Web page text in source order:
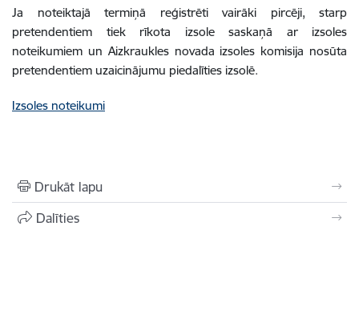
Ja noteiktajā termiņā reģistrēti vairāki pircēji, starp
pretendentiem tiek rīkota izsole saskaņā ar izsoles
noteikumiem un Aizkraukles novada izsoles komisija nosūta
pretendentiem uzaicinājumu piedalīties izsolē.
Izsoles noteikumi
Drukāt lapu
Dalīties